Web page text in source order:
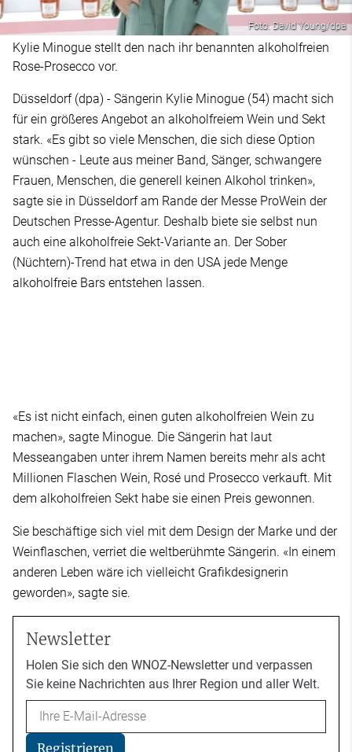
Foto: David Young/dpa
Kylie Minogue stellt den nach ihr benannten alkoholfreien
Rose-Prosecco vor.
Düsseldorf (dpa) - Sängerin Kylie Minogue (54) macht sich
für ein größeres Angebot an alkoholfreiem Wein und Sekt
stark. «Es gibt so viele Menschen, die sich diese Option
wünschen - Leute aus meiner Band, Sänger, schwangere
Frauen, Menschen, die generell keinen Alkohol trinken»,
sagte sie in Düsseldorf am Rande der Messe ProWein der
Deutschen Presse-Agentur. Deshalb biete sie selbst nun
auch eine alkoholfreie Sekt-Variante an. Der Sober
(Nüchtern)-Trend hat etwa in den USA jede Menge
alkoholfreie Bars entstehen lassen.
«Es ist nicht einfach, einen guten alkoholfreien Wein zu
machen», sagte Minogue. Die Sängerin hat laut
Messeangaben unter ihrem Namen bereits mehr als acht
Millionen Flaschen Wein, Rosé und Prosecco verkauft. Mit
dem alkoholfreien Sekt habe sie einen Preis gewonnen.
Sie beschäftige sich viel mit dem Design der Marke und der
Weinflaschen, verriet die weltberühmte Sängerin. «In einem
anderen Leben wäre ich vielleicht Grafikdesignerin
geworden», sagte sie.
Newsletter
Holen Sie sich den WNOZ-Newsletter und verpassen
Sie keine Nachrichten aus Ihrer Region und aller Welt.
Email
Registrieren